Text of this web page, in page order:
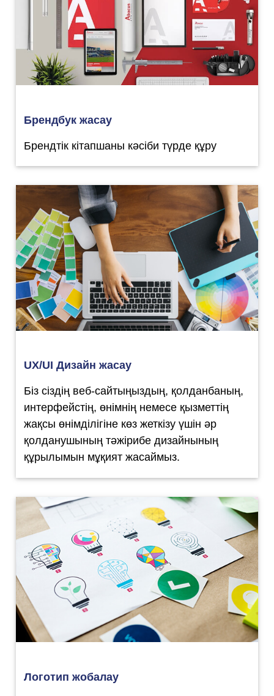
Брендбук жасау
Брендтік кітапшаны кәсіби түрде құру
UX/UI Дизайн жасау
Біз сіздің веб-сайтыңыздың, қолданбаның,
интерфейстің, өнімнің немесе қызметтің
жақсы өнімділігіне көз жеткізу үшін әр
қолданушының тәжірибе дизайнының
құрылымын мұқият жасаймыз.
Логотип жобалау